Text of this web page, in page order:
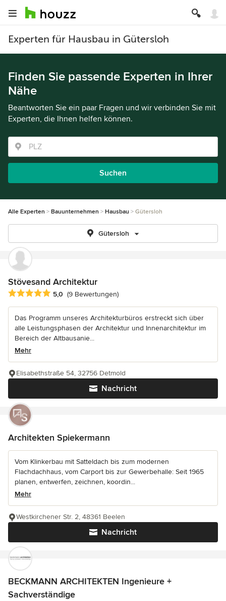
Experten für Hausbau in Gütersloh
Finden Sie passende Experten in Ihrer
Nähe
Beantworten Sie ein paar Fragen und wir verbinden Sie mit
Experten, die Ihnen helfen können.
Suchen
Alle Experten Bauunternehmen Hausbau Gütersloh
Gütersloh
Stövesand Architektur
Durchschnittliche Bewertung: 5 von 5 Sternen
5,0 (9 Bewertungen)
Das Programm unseres Architekturbüros erstreckt sich über
alle Leistungsphasen der Architektur und Innenarchitektur im
Bereich der Altbausanie...
Mehr
Nachricht
Elisabethstraße 54, 32756 Detmold
Architekten Spiekermann
Vom Klinkerbau mit Satteldach bis zum modernen
Flachdachhaus, vom Carport bis zur Gewerbehalle: Seit 1965
planen, entwerfen, zeichnen, koordin...
Mehr
Nachricht
Westkirchener Str. 2, 48361 Beelen
BECKMANN ARCHITEKTEN Ingenieure +
Sachverständige